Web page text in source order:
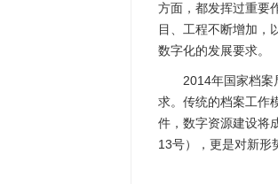
方面，都发挥过重要
目、工程不断增加，
数字化的发展要求。
2014年国家档案
求。传统的档案工作
件，数字资源建设将
13号），更是对新形